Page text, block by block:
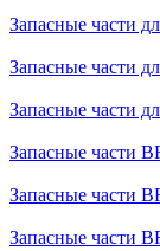
Запасные части
Запасные части
Запасные части
Запасные части
Запасные части
Запасные части